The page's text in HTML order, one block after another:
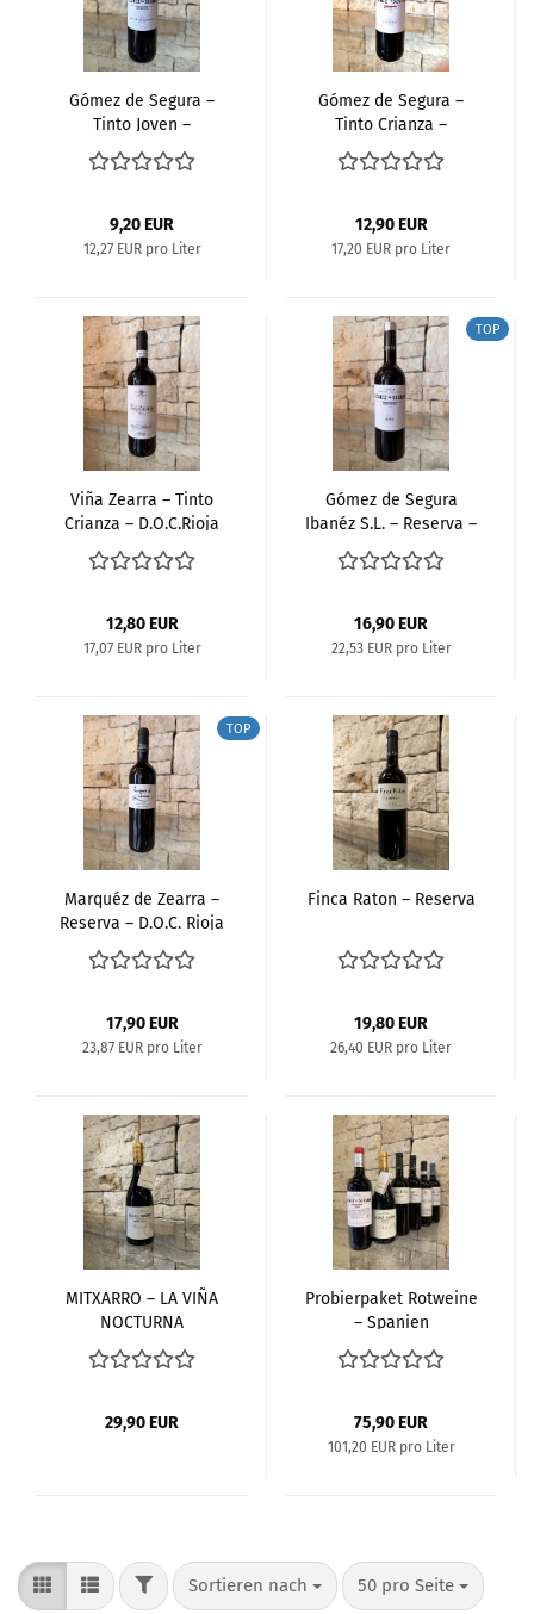
Gómez de Segura –
Tinto Joven –
D.O.C.Rioja
9,20 EUR
12,27 EUR pro Liter
Gómez de Segura –
Tinto Crianza –
D.O.C.Rioja
12,90 EUR
17,20 EUR pro Liter
Viña Zearra – Tinto
Crianza – D.O.C.Rioja
12,80 EUR
17,07 EUR pro Liter
TOP
Gómez de Segura
Ibanéz S.L. – Reserva –
D.O.C.Rioja
16,90 EUR
22,53 EUR pro Liter
TOP
Marquéz de Zearra –
Reserva – D.O.C. Rioja
17,90 EUR
23,87 EUR pro Liter
Finca Raton – Reserva
19,80 EUR
26,40 EUR pro Liter
MITXARRO – LA VIÑA
NOCTURNA
29,90 EUR
Probierpaket Rotweine
– Spanien
75,90 EUR
101,20 EUR pro Liter
FILTERSortieren nach
Sortieren nach 50 pro Seite
pro Seite